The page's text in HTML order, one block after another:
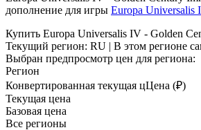
дополнение для игры Europa Universalis
Купить Europa Universalis IV - Golden
Текущий регион: RU | В этом регионе
Выбран предпросмотр цен для региона:
Регион
Конвертированная текущая цЦена (₽)
Текущая цена
Базовая цена
Все регионы